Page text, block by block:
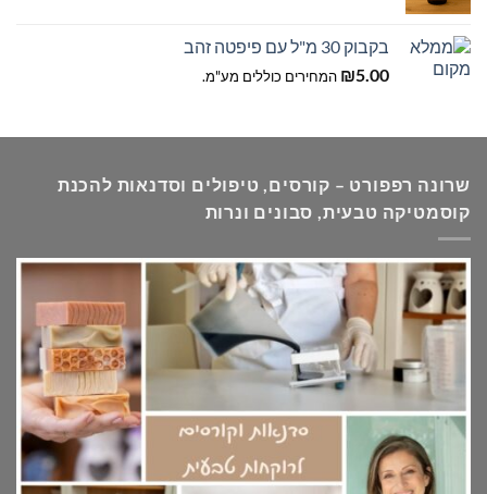
עד
בקבוק 30 מ"ל עם פיפטה זהב
₪5.00 המחירים כוללים מע"מ.
שרונה רפפורט – קורסים, טיפולים וסדנאות להכנת
קוסמטיקה טבעית, סבונים ונרות